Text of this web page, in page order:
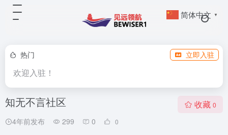
热门 立即入驻
欢迎入驻！
知无不言社区
4年前发布 299 0 0
收藏 0
简体中文 ▼